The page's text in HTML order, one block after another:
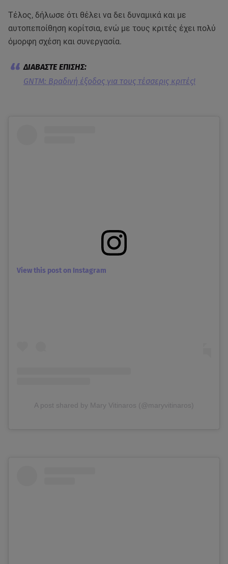
Τέλος, δήλωσε ότι θέλει να δει δυναμικά και με
αυτοπεποίθηση κορίτσια, ενώ με τους κριτές έχει πολύ
όμορφη σχέση και συνεργασία.
GNTM: Βραδινή έξοδος για τους τέσσερις κριτές!
View this post on Instagram
A post shared by Mary Vitinaros (@maryvitinaros)